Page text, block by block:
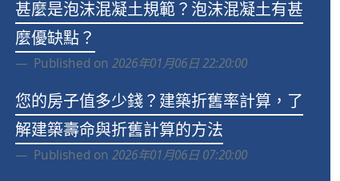
甚麼是泡沫混凝土規範？泡沫混凝土有甚
麼優缺點？
Published on 2026年01月06日 22:20:00
您的房子值多少錢？建築折舊率計算，了
解建築壽命與折舊計算的方法
Published on 2026年01月06日 07:20:00